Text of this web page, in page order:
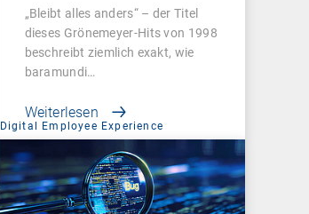
„Bleibt alles anders“ – der Titel
dieses Grönemeyer-Hits von 1998
beschreibt ziemlich exakt, wie
baramundi…
Weiterlesen
Digital Employee Experience